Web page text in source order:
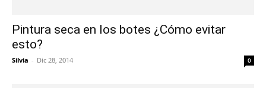
Pintura seca en los botes ¿Cómo evitar
esto?
Silvia - Dic 28, 2014 0